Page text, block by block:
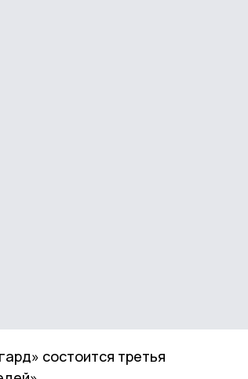
состоится третья